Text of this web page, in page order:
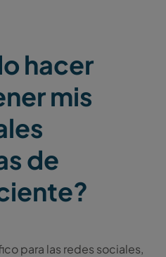
hacer
mis
de
para las redes sociales,